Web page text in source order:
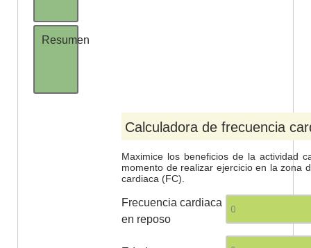
Resumen
Calculadora de frecuencia
Maximice los beneficios de la actividad
momento de realizar ejercicio en la zona
cardiaca (FC).
Frecuencia cardiaca
en reposo